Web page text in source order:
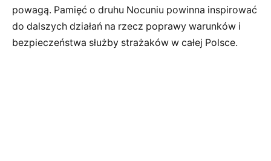
powagą. Pamięć o druhu Nocuniu powinna inspirować
do dalszych działań na rzecz poprawy warunków i
bezpieczeństwa służby strażaków w całej Polsce.